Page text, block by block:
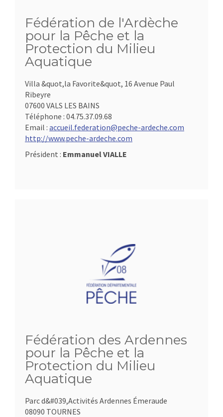
Fédération de l'Ardèche
pour la Pêche et la
Protection du Milieu
Aquatique
Villa &quot,la Favorite&quot, 16 Avenue Paul
Ribeyre
07600 VALS LES BAINS
Téléphone : 04.75.37.09.68
Email : accueil.federation@peche-ardeche.com
http://www.peche-ardeche.com
Président : Emmanuel VIALLE
Fédération des Ardennes
pour la Pêche et la
Protection du Milieu
Aquatique
Parc d&#039,Activités Ardennes Émeraude
08090 TOURNES